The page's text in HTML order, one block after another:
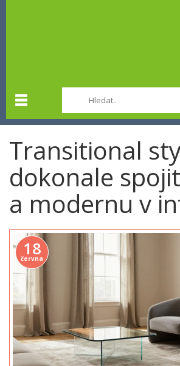
Transitional
dokonale
a modernu v
18
června